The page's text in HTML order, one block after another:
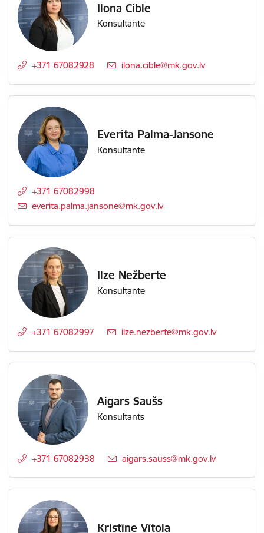
Ilona Cible
Konsultante
+371 67082928 E-pasts:
ilona.cible@mk.gov.lv
Everita Palma-Jansone
Konsultante
+371 67082998
E-pasts:
everita.palma.jansone@mk.gov.lv
Ilze Nežberte
Konsultante
+371 67082997 E-pasts:
ilze.nezberte@mk.gov.lv
Aigars Saušs
Konsultants
+371 67082938 E-pasts:
aigars.sauss@mk.gov.lv
Kristīne Vītola